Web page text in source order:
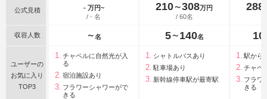
公式見積
- 万円~
/ - 名
210〜308万円
/ 60名
288
収容人数 〜 名 5 〜 140名 10
ユーザーの
お気に入り
TOP3
チャペルに自然光が入
る
宿泊施設あり
フラワーシャワーがで
きる
シャトルバスあり
駐車場あり
新幹線停車駅が最寄駅
駅から
チャペ
フラワ
きる